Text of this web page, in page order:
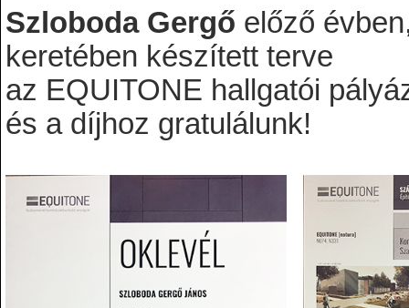
Szloboda Gergő előző
keretében készített terve
az EQUITONE hallgatói
és a díjhoz gratulálunk!